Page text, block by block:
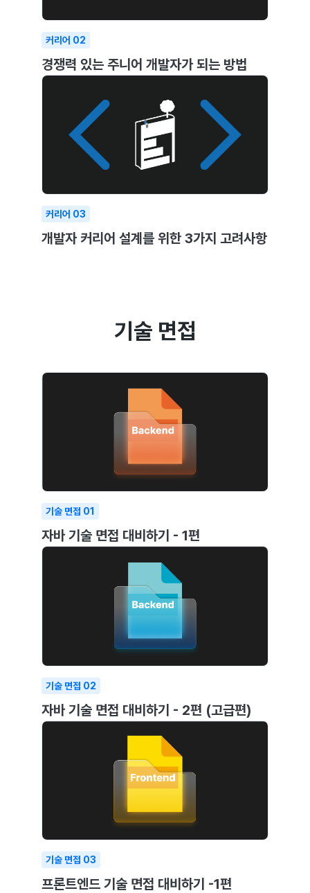
커리어 02
경쟁력 있는 주니어 개발자가 되는 방법
커리어 03
개발자 커리어 설계를 위한 3가지 고려사항
기술 면접
기술 면접 01
자바 기술 면접 대비하기 - 1편
기술 면접 02
자바 기술 면접 대비하기 - 2편 (고급편)
기술 면접 03
프론트엔드 기술 면접 대비하기 -1편